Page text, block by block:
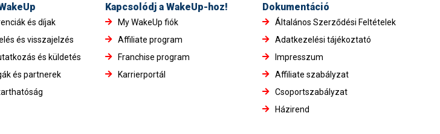
és díjak
és visszajelzés
és küldetés
és partnerek
Kapcsolódj a WakeUp-hoz!
My WakeUp fiók
Affiliate program
Franchise program
Karrierportál
Dokumentáció
Általános Szerződési Feltételek
Adatkezelési tájékoztató
Impresszum
Affiliate szabályzat
Csoportszabályzat
Házirend